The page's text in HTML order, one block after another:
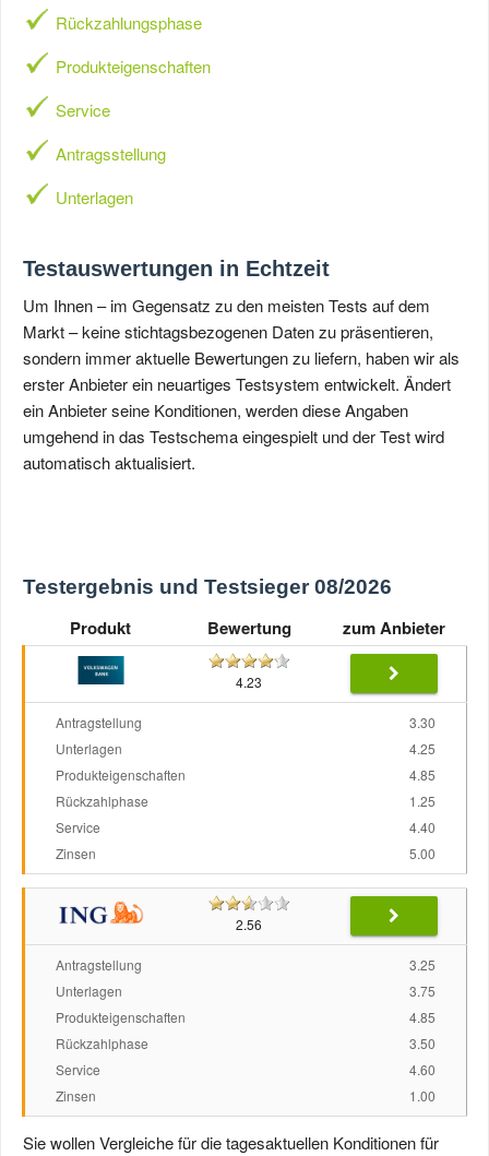
Rückzahlungsphase
Produkteigenschaften
Service
Antragsstellung
Unterlagen
Testauswertungen in Echtzeit
Um Ihnen – im Gegensatz zu den meisten Tests auf dem
Markt – keine stichtagsbezogenen Daten zu präsentieren,
sondern immer aktuelle Bewertungen zu liefern, haben wir als
erster Anbieter ein neuartiges Testsystem entwickelt. Ändert
ein Anbieter seine Konditionen, werden diese Angaben
umgehend in das Testschema eingespielt und der Test wird
automatisch aktualisiert.
Testergebnis und Testsieger 08/2026
Produkt Bewertung zum Anbieter
4.23
Antragstellung
3.30
Unterlagen
4.25
Produkteigenschaften
4.85
Rückzahlphase
1.25
Service
4.40
Zinsen
5.00
2.56
Antragstellung
3.25
Unterlagen
3.75
Produkteigenschaften
4.85
Rückzahlphase
3.50
Service
4.60
Zinsen
1.00
Sie wollen Vergleiche für die tagesaktuellen Konditionen für